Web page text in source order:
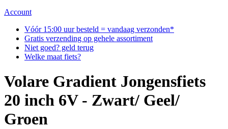
Account
Vóór 15:00 uur besteld = vandaag verzonden*
Gratis verzending op gehele assortiment
Niet goed? geld terug
Welke maat fiets?
Volare Gradient Jongensfiets
20 inch 6V - Zwart/ Geel/
Groen